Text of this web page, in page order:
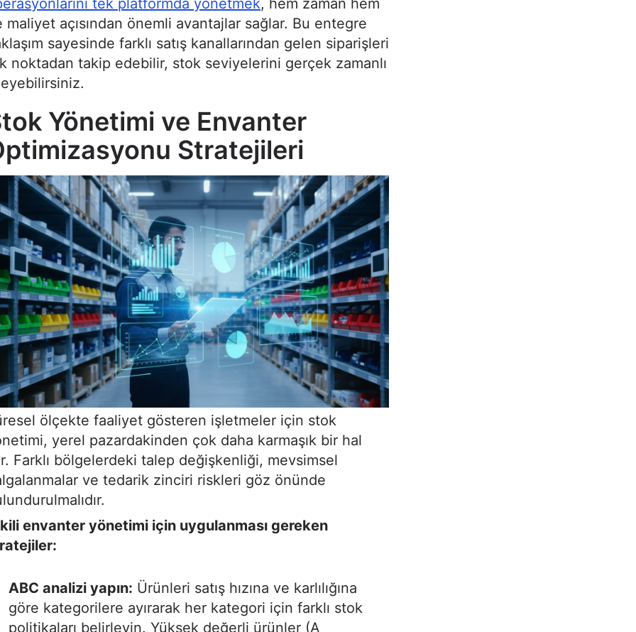
maliyet açısından önemli avantajlar sağlar. Bu entegre
sayesinde farklı satış kanallarından gelen siparişleri
noktadan takip edebilir, stok seviyelerini gerçek zamanlı
Yönetimi ve Envanter
Stratejileri
ölçekte faaliyet gösteren işletmeler için stok
yerel pazardakinden çok daha karmaşık bir hal
Farklı bölgelerdeki talep değişkenliği, mevsimsel
ve tedarik zinciri riskleri göz önünde
envanter yönetimi için uygulanması gereken
ABC analizi yapın: Ürünleri satış hızına ve karlılığına
göre kategorilere ayırarak her kategori için farklı stok
politikaları belirleyin. Yüksek değerli ürünler (A